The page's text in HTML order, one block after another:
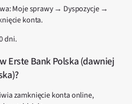
Moje sprawy → Dyspozycje →
konta.
dni.
Erste Bank Polska (dawniej
zamknięcie konta online,